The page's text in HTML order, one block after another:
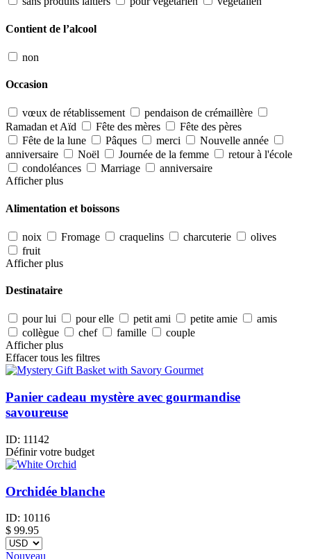
Contient de l’alcool
non
Occasion
vœux de rétablissement
pendaison de crémaillère
Ramadan et Aïd
Fête des mères
Fête des pères
Fête de la lune
Pâques merci
Nouvelle année
anniversaire
Noël Journée de la femme
retour à l'école
condoléances
Marriage
anniversaire
Afficher plus
Alimentation et boissons
noix Fromage craquelins charcuterie
olives
fruit
Afficher plus
Destinataire
pour lui pour elle petit ami petite amie
amis
collègue
chef famille
couple
Afficher plus
Effacer tous les filtres
Panier cadeau mystère avec gourmandise
savoureuse
ID: 11142
Définir votre budget
Orchidée blanche
ID: 10116
$ 99.95
Nouveau